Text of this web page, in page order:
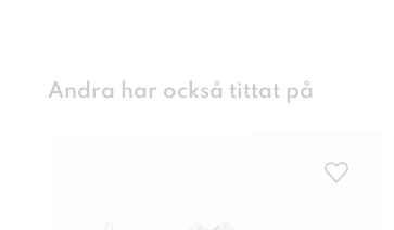
Andra har också tittat på